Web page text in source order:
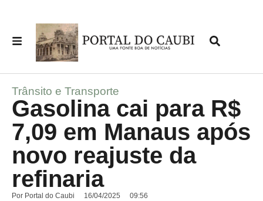
Trânsito e Transporte
Gasolina cai para R$
7,09 em Manaus após
novo reajuste da
refinaria
Por Portal do Caubi 16/04/2025 09:56